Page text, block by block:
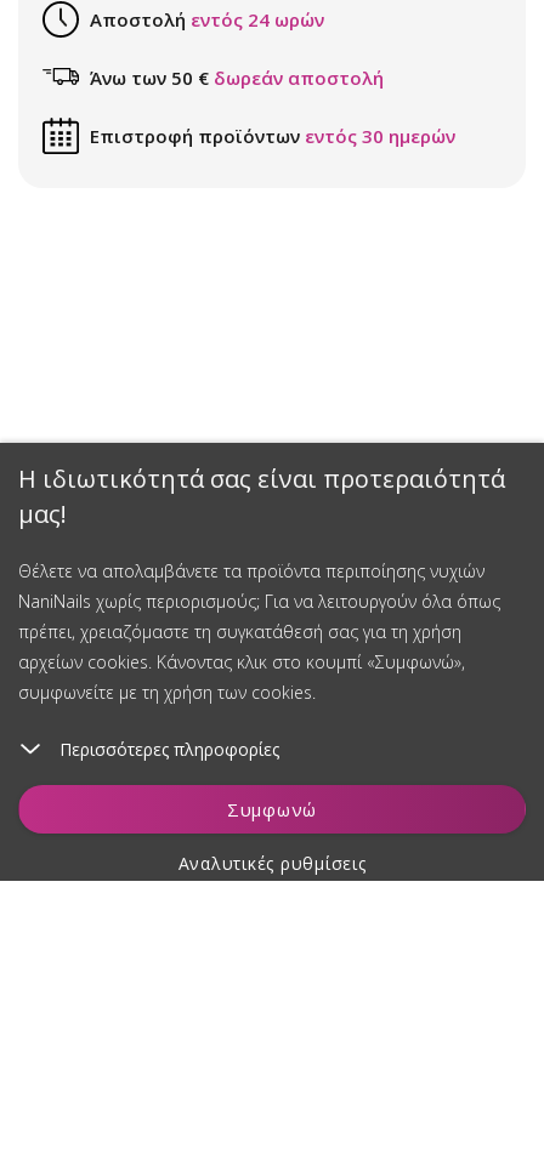
Η ιδιωτικότητά σας είναι προτεραιότητά
μας!
Θέλετε να απολαμβάνετε τα προϊόντα περιποίησης νυχιών
NaniNails χωρίς περιορισμούς; Για να λειτουργούν όλα όπως
πρέπει, χρειαζόμαστε τη συγκατάθεσή σας για τη χρήση
αρχείων cookies. Κάνοντας κλικ στο κουμπί «Συμφωνώ»,
συμφωνείτε με τη χρήση των cookies.
Περισσότερες πληροφορίες
Συμφωνώ
Αναλυτικές ρυθμίσεις
Προσθήκη στο καλάθι
Αποστολή εντός 24 ωρών
Άνω των 50 € δωρεάν αποστολή
Επιστροφή προϊόντων εντός 30 ημερών